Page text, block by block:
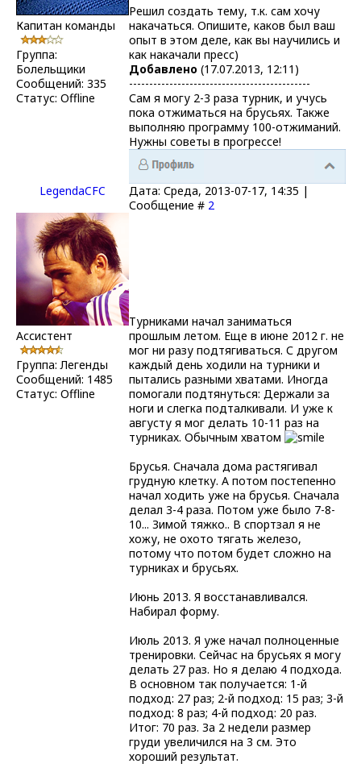
Капитан команды
Группа:
Болельщики
Сообщений: 335
Статус: Offline
Решил создать тему, т.к. сам хочу
накачаться. Опишите, каков был ваш
опыт в этом деле, как вы научились и
как накачали пресс)
Добавлено (17.07.2013, 12:11)
---------------------------------------------
Сам я могу 2-3 раза турник, и учусь
пока отжиматься на брусьях. Также
выполняю программу 100-отжиманий.
Нужны советы в прогрессе!
LegendaCFC
Дата: Среда, 2013-07-17, 14:35 |
Сообщение # 2
Ассистент
Группа: Легенды
Сообщений: 1485
Статус: Offline
Турниками начал заниматься
прошлым летом. Еще в июне 2012 г. не
мог ни разу подтягиваться. С другом
каждый день ходили на турники и
пытались разными хватами. Иногда
помогали подтянуться: Держали за
ноги и слегка подталкивали. И уже к
августу я мог делать 10-11 раз на
турниках. Обычным хватом
Брусья. Сначала дома растягивал
грудную клетку. А потом постепенно
начал ходить уже на брусья. Сначала
делал 3-4 раза. Потом уже было 7-8-
10... Зимой тяжко.. В спортзал я не
хожу, не охото тягать железо,
потому что потом будет сложно на
турниках и брусьях.
Июнь 2013. Я восстанавливался.
Набирал форму.
Июль 2013. Я уже начал полноценные
тренировки. Сейчас на брусьях я могу
делать 27 раз. Но я делаю 4 подхода.
В основном так получается: 1-й
подход: 27 раз; 2-й подход: 15 раз; 3-й
подход: 8 раз; 4-й подход: 20 раз.
Итог: 70 раз. За 2 недели размер
груди увеличился на 3 см. Это
хороший результат.